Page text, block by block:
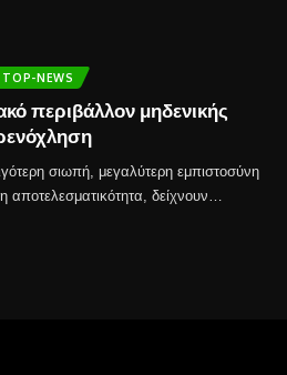
TOP-NEWS
περιβάλλον μηδενικής
σιωπή, μεγαλύτερη εμπιστοσύνη
αποτελεσματικότητα, δείχνουν…